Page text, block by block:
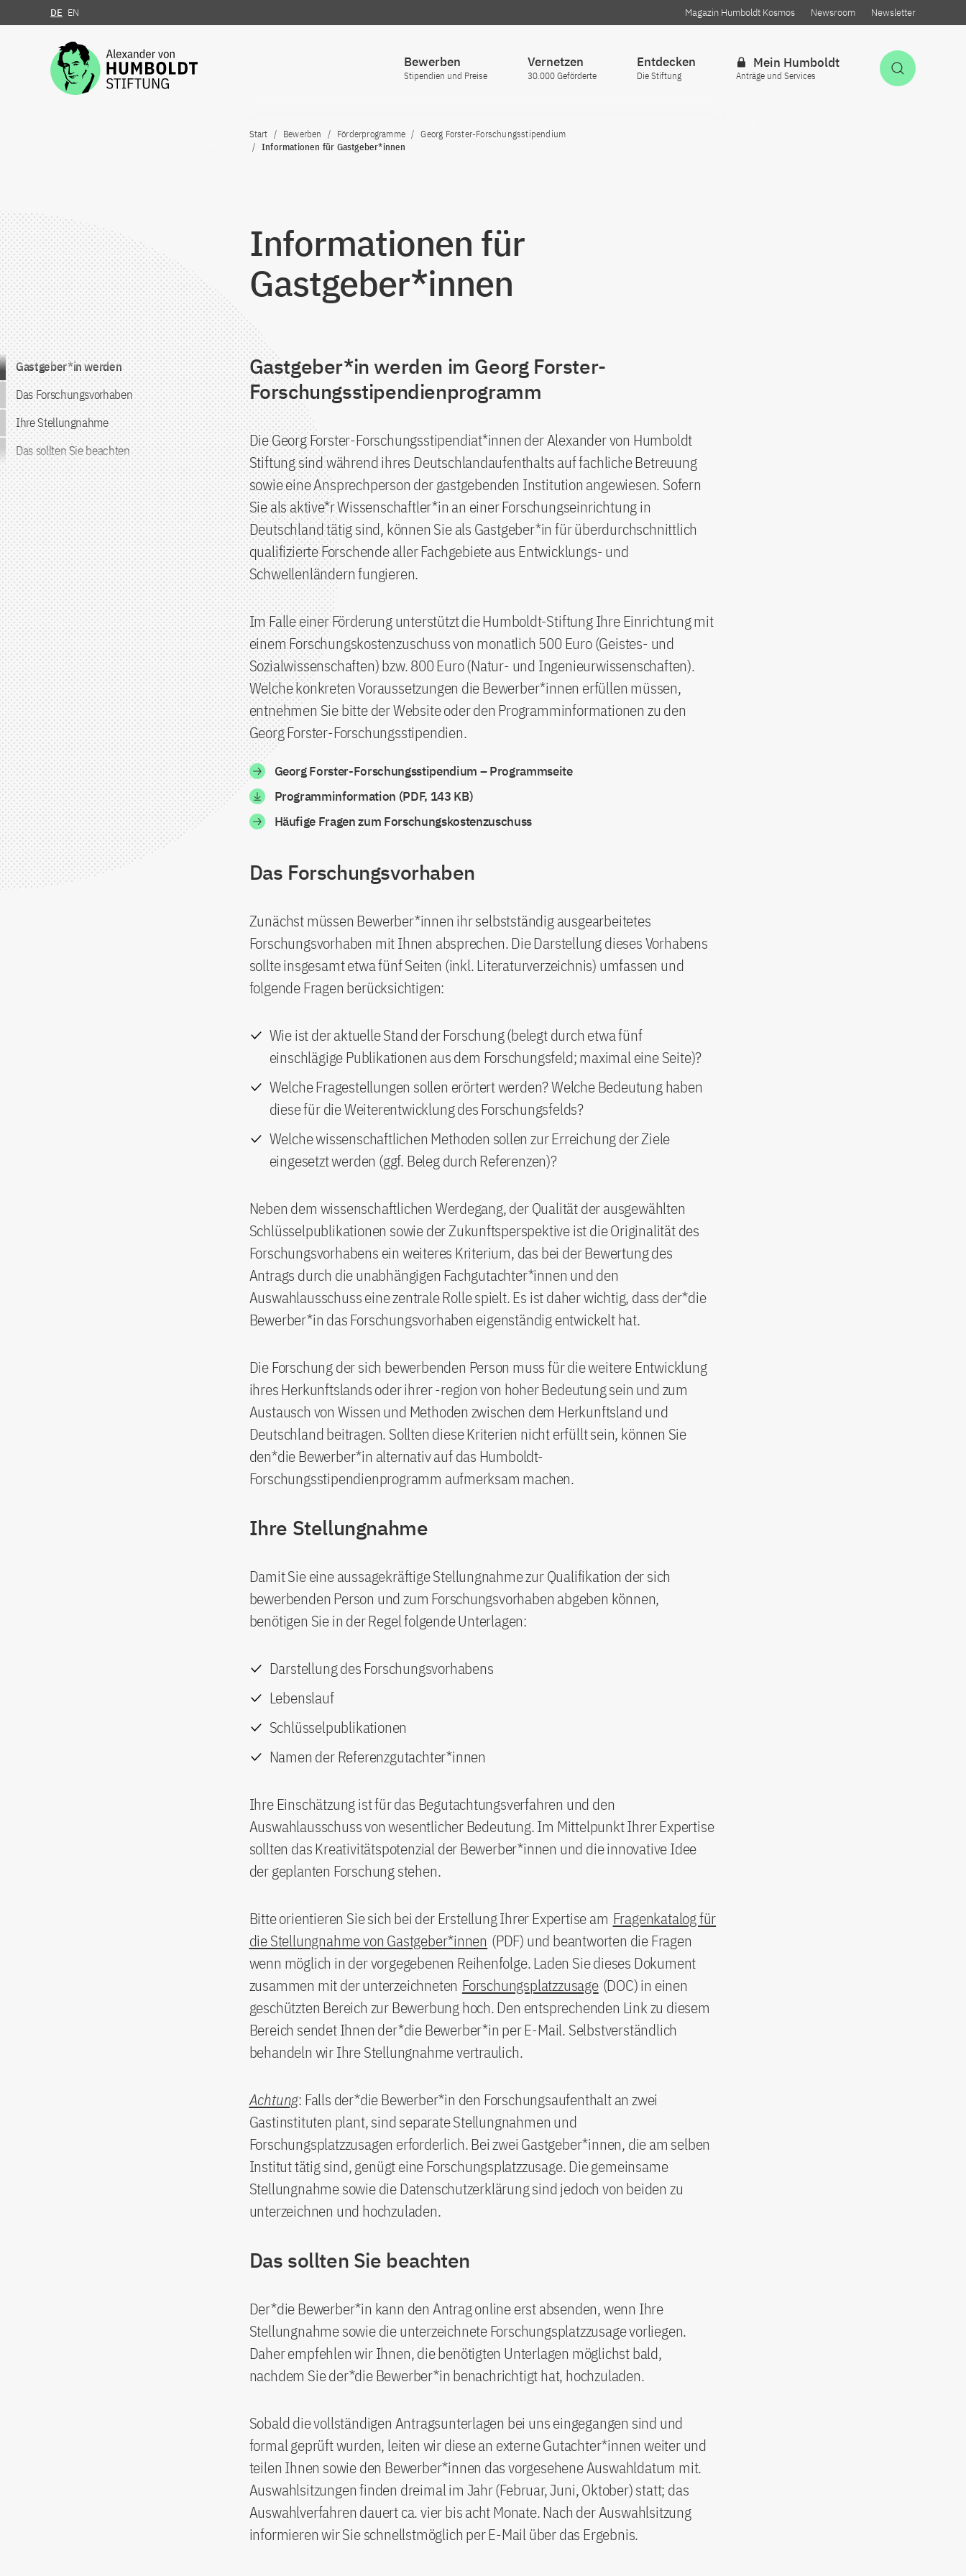
Zum Inhalt springen
DE EN Magazin Humboldt Kosmos Newsroom Newsletter
Bewerben
Stipendien und Preise
Vernetzen
30.000 Geförderte
Entdecken
Die Stiftung
Mein Humboldt
Anträge und Services
Start Bewerben Förderprogramme
Georg Forster-Forschungsstipendium
Informationen für Gastgeber*innen
Informationen für
Gastgeber*innen
Zum Inhalt springen
Gastgeber*in werden
Das Forschungsvorhaben
Ihre Stellungnahme
Das sollten Sie beachten
Gastgeber*in werden im Georg Forster-
Forschungsstipendienprogramm
Die Georg Forster-Forschungsstipendiat*innen der Alexander von Humboldt
Stiftung sind während ihres Deutschlandaufenthalts auf fachliche Betreuung
sowie eine Ansprechperson der gastgebenden Institution angewiesen. Sofern
Sie als aktive*r Wissenschaftler*in an einer Forschungseinrichtung in
Deutschland tätig sind, können Sie als Gastgeber*in für überdurchschnittlich
qualifizierte Forschende aller Fachgebiete aus Entwicklungs- und
Schwellenländern fungieren.
Im Falle einer Förderung unterstützt die Humboldt-Stiftung Ihre Einrichtung mit
einem Forschungskostenzuschuss von monatlich 500 Euro (Geistes- und
Sozialwissenschaften) bzw. 800 Euro (Natur- und Ingenieurwissenschaften).
Welche konkreten Voraussetzungen die Bewerber*innen erfüllen müssen,
entnehmen Sie bitte der Website oder den Programminformationen zu den
Georg Forster-Forschungsstipendien.
Georg Forster-Forschungsstipendium – Programmseite
Programminformation (PDF, 143 KB)
Häufige Fragen zum Forschungskostenzuschuss
Das Forschungsvorhaben
Zunächst müssen Bewerber*innen ihr selbstständig ausgearbeitetes
Forschungsvorhaben mit Ihnen absprechen. Die Darstellung dieses Vorhabens
sollte insgesamt etwa fünf Seiten (inkl. Literaturverzeichnis) umfassen und
folgende Fragen berücksichtigen:
Wie ist der aktuelle Stand der Forschung (belegt durch etwa fünf
einschlägige Publikationen aus dem Forschungsfeld; maximal eine Seite)?
Welche Fragestellungen sollen erörtert werden? Welche Bedeutung haben
diese für die Weiterentwicklung des Forschungsfelds?
Welche wissenschaftlichen Methoden sollen zur Erreichung der Ziele
eingesetzt werden (ggf. Beleg durch Referenzen)?
Neben dem wissenschaftlichen Werdegang, der Qualität der ausgewählten
Schlüsselpublikationen sowie der Zukunftsperspektive ist die Originalität des
Forschungsvorhabens ein weiteres Kriterium, das bei der Bewertung des
Antrags durch die unabhängigen Fachgutachter*innen und den
Auswahlausschuss eine zentrale Rolle spielt. Es ist daher wichtig, dass der*die
Bewerber*in das Forschungsvorhaben eigenständig entwickelt hat.
Die Forschung der sich bewerbenden Person muss für die weitere Entwicklung
ihres Herkunftslands oder ihrer -region von hoher Bedeutung sein und zum
Austausch von Wissen und Methoden zwischen dem Herkunftsland und
Deutschland beitragen. Sollten diese Kriterien nicht erfüllt sein, können Sie
den*die Bewerber*in alternativ auf das Humboldt-
Forschungsstipendienprogramm aufmerksam machen.
Ihre Stellungnahme
Damit Sie eine aussagekräftige Stellungnahme zur Qualifikation der sich
bewerbenden Person und zum Forschungsvorhaben abgeben können,
benötigen Sie in der Regel folgende Unterlagen:
Darstellung des Forschungsvorhabens
Lebenslauf
Schlüsselpublikationen
Namen der Referenzgutachter*innen
Ihre Einschätzung ist für das Begutachtungsverfahren und den
Auswahlausschuss von wesentlicher Bedeutung. Im Mittelpunkt Ihrer Expertise
sollten das Kreativitätspotenzial der Bewerber*innen und die innovative Idee
der geplanten Forschung stehen.
Bitte orientieren Sie sich bei der Erstellung Ihrer Expertise am Fragenkatalog für
die Stellungnahme von Gastgeber*innen (PDF) und beantworten die Fragen
wenn möglich in der vorgegebenen Reihenfolge. Laden Sie dieses Dokument
zusammen mit der unterzeichneten Forschungsplatzzusage (DOC) in einen
geschützten Bereich zur Bewerbung hoch. Den entsprechenden Link zu diesem
Bereich sendet Ihnen der*die Bewerber*in per E-Mail. Selbstverständlich
behandeln wir Ihre Stellungnahme vertraulich.
Achtung: Falls der*die Bewerber*in den Forschungsaufenthalt an zwei
Gastinstituten plant, sind separate Stellungnahmen und
Forschungsplatzzusagen erforderlich. Bei zwei Gastgeber*innen, die am selben
Institut tätig sind, genügt eine Forschungsplatzzusage. Die gemeinsame
Stellungnahme sowie die Datenschutzerklärung sind jedoch von beiden zu
unterzeichnen und hochzuladen.
Das sollten Sie beachten
Der*die Bewerber*in kann den Antrag online erst absenden, wenn Ihre
Stellungnahme sowie die unterzeichnete Forschungsplatzzusage vorliegen.
Daher empfehlen wir Ihnen, die benötigten Unterlagen möglichst bald,
nachdem Sie der*die Bewerber*in benachrichtigt hat, hochzuladen.
Sobald die vollständigen Antragsunterlagen bei uns eingegangen sind und
formal geprüft wurden, leiten wir diese an externe Gutachter*innen weiter und
teilen Ihnen sowie den Bewerber*innen das vorgesehene Auswahldatum mit.
Auswahlsitzungen finden dreimal im Jahr (Februar, Juni, Oktober) statt; das
Auswahlverfahren dauert ca. vier bis acht Monate. Nach der Auswahlsitzung
informieren wir Sie schnellstmöglich per E-Mail über das Ergebnis.